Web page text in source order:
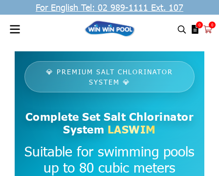
For English Tel: 02 989-1111 Ext. 107
0 0
💎 PREMIUM SALT CHLORINATOR
SYSTEM 💎
Complete Set Salt Chlorinator
System LASWIM
Suitable for swimming pools
up to 80 cubic meters